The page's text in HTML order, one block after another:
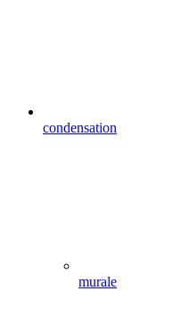
condensation
murale